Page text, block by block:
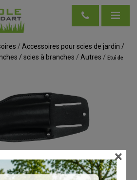
/ Accessoires pour scies de jardin /
/ scies à branches / Autres / Etui de
voir en taille réelle
×